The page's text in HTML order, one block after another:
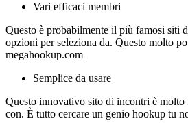
Vari efficaci membri
Questo è probabilmente il più famosi siti
opzioni per seleziona da. Questo molto
megahookup.com
Semplice da usare
Questo innovativo sito di incontri è molto
con. È tutto cercare un genio hookup tu